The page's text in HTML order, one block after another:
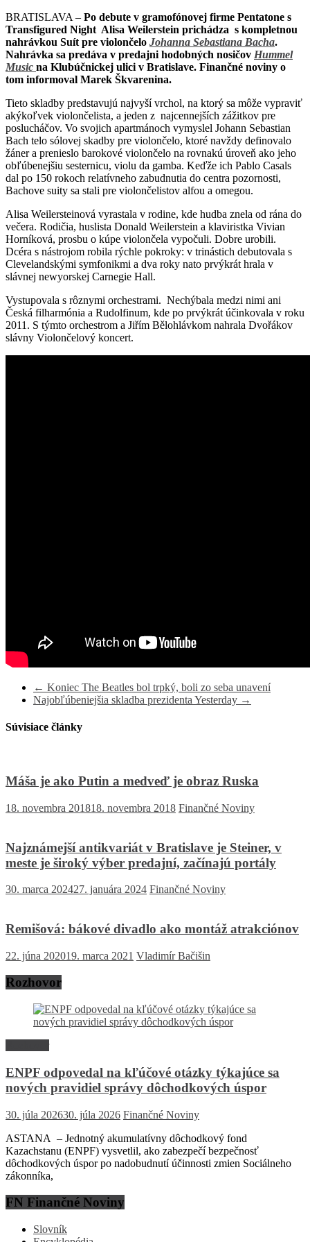
BRATISLAVA – Po debute v gramofónovej firme Pentatone s
Transfigured Night Alisa Weilerstein prichádza s kompletnou
nahrávkou Suít pre violončelo Johanna Sebastiana Bacha.
Nahrávka sa predáva v predajni hodobných nosičov Hummel
Music na Klubúčnickej ulici v Bratislave. Finančné noviny o
tom informoval Marek Škvarenina.
Tieto skladby predstavujú najvyší vrchol, na ktorý sa môže vypraviť
akýkoľvek violončelista, a jeden z najcennejších zážitkov pre
poslucháčov. Vo svojich apartmánoch vymyslel Johann Sebastian
Bach telo sólovej skadby pre violončelo, ktoré navždy definovalo
žáner a prenieslo barokové violončelo na rovnakú úroveň ako jeho
obľúbenejšiu sesternicu, violu da gamba. Keďže ich Pablo Casals
dal po 150 rokoch relatívneho zabudnutia do centra pozornosti,
Bachove suity sa stali pre violončelistov alfou a omegou.
Alisa Weilersteinová vyrastala v rodine, kde hudba znela od rána do
večera. Rodičia, huslista Donald Weilerstein a klaviristka Vivian
Horníková, prosbu o kúpe violončela vypočuli. Dobre urobili.
Dcéra s nástrojom robila rýchle pokroky: v trinástich debutovala s
Clevelandskými symfonikmi a dva roky nato prvýkrát hrala v
slávnej newyorskej Carnegie Hall.
Vystupovala s rôznymi orchestrami. Nechýbala medzi nimi ani
Česká filharmónia a Rudolfinum, kde po prvýkrát účinkovala v roku
2011. S týmto orchestrom a Jiřím Bělohlávkom nahrala Dvořákov
slávny Violončelový koncert.
← Koniec The Beatles bol trpký, boli zo seba unavení
Najobľúbeniejšia skladba prezidenta Yesterday →
Súvisiace články
Máša je ako Putin a medveď je obraz Ruska
18. novembra 201818. novembra 2018 Finančné Noviny
Najznámejší antikvariát v Bratislave je Steiner, v
meste je široký výber predajní, začínajú portály
30. marca 202427. januára 2024 Finančné Noviny
Remišová: bákové divadlo ako montáž atrakciónov
22. júna 202019. marca 2021 Vladimír Bačišin
Rozhovor
ENPF odpovedal na kľúčové otázky týkajúce sa
nových pravidiel správy dôchodkových úspor
30. júla 202630. júla 2026 Finančné Noviny
ASTANA – Jednotný akumulatívny dôchodkový fond
Kazachstanu (ENPF) vysvetlil, ako zabezpečí bezpečnosť
dôchodkových úspor po nadobudnutí účinnosti zmien Sociálneho
zákonníka,
FN Finančné Noviny
Slovník